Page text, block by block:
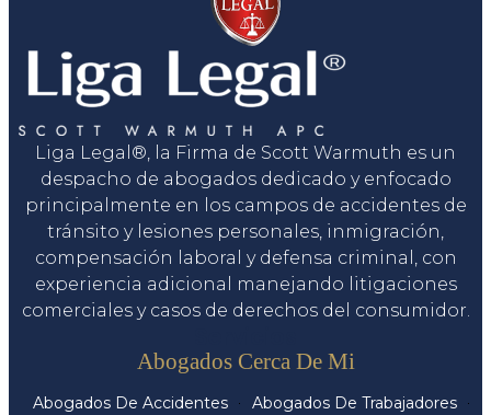
Liga Legal®, la Firma de Scott Warmuth es un
despacho de abogados dedicado y enfocado
principalmente en los campos de accidentes de
tránsito y lesiones personales, inmigración,
compensación laboral y defensa criminal, con
experiencia adicional manejando litigaciones
comerciales y casos de derechos del consumidor.
Abogados Cerca De Mi
Abogados De Accidentes Abogados De Trabajadores